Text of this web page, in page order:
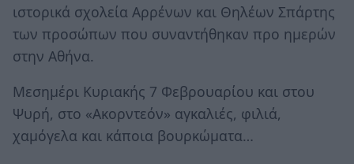
ιστορικά σχολεία Αρρένων και Θηλέων Σπάρτης
των προσώπων που συναντήθηκαν προ ημερών
στην Αθήνα.
Μεσημέρι Κυριακής 7 Φεβρουαρίου και στου
Ψυρή, στο «Ακορντεόν» αγκαλιές, φιλιά,
χαμόγελα και κάποια βουρκώματα…